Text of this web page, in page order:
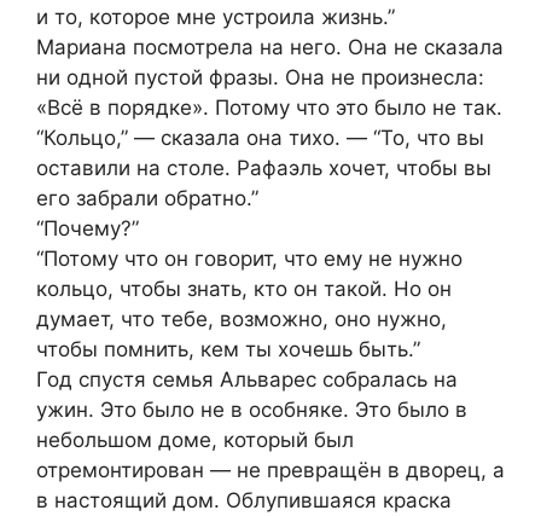
и то, которое мне устроила жизнь.”
Мариана посмотрела на него. Она не сказала
ни одной пустой фразы. Она не произнесла:
«Всё в порядке». Потому что это было не так.
“Кольцо,” — сказала она тихо. — “То, что вы
оставили на столе. Рафаэль хочет, чтобы вы
его забрали обратно.”
“Почему?”
“Потому что он говорит, что ему не нужно
кольцо, чтобы знать, кто он такой. Но он
думает, что тебе, возможно, оно нужно,
чтобы помнить, кем ты хочешь быть.”
Год спустя семья Альварес собралась на
ужин. Это было не в особняке. Это было в
небольшом доме, который был
отремонтирован — не превращён в дворец, а
в настоящий дом. Облупившаяся краска